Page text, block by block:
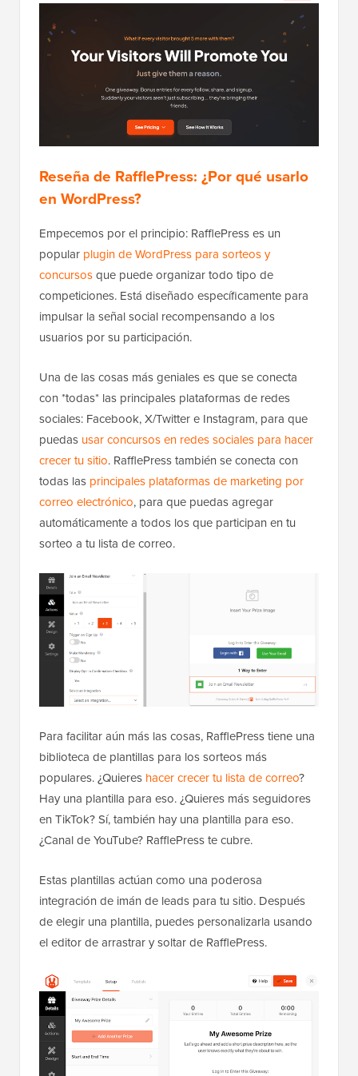
Reseña de RafflePress: ¿Por qué usarlo
en WordPress?
Empecemos por el principio: RafflePress es un
popular plugin de WordPress para sorteos y
concursosque puede organizar todo tipo de
competiciones. Está diseñado específicamente para
impulsar la señal social recompensando a los
usuarios por su participación.
Una de las cosas más geniales es que se conecta
con *todas* las principales plataformas de redes
sociales: Facebook, X/Twitter e Instagram, para que
puedas usar concursos en redes sociales para hacer
crecer tu sitio. RafflePress también se conecta con
todas las principales plataformas de marketing por
correo electrónico, para que puedas agregar
automáticamente a todos los que participan en tu
sorteo a tu lista de correo.
Para facilitar aún más las cosas, RafflePress tiene una
biblioteca de plantillas para los sorteos más
populares. ¿Quieres hacer crecer tu lista de correo?
Hay una plantilla para eso. ¿Quieres más seguidores
en TikTok? Sí, también hay una plantilla para eso.
¿Canal de YouTube? RafflePress te cubre.
Estas plantillas actúan como una poderosa
integración de imán de leads para tu sitio. Después
de elegir una plantilla, puedes personalizarla usando
el editor de arrastrar y soltar de RafflePress.